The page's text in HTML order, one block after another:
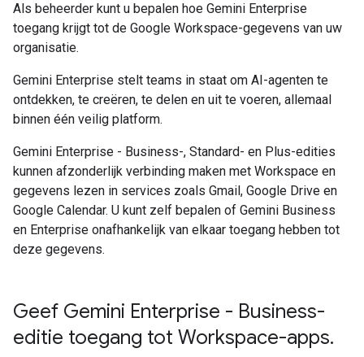
Als beheerder kunt u bepalen hoe Gemini Enterprise
toegang krijgt tot de Google Workspace-gegevens van uw
organisatie.
Gemini Enterprise stelt teams in staat om AI-agenten te
ontdekken, te creëren, te delen en uit te voeren, allemaal
binnen één veilig platform.
Gemini Enterprise - Business-, Standard- en Plus-edities
kunnen afzonderlijk verbinding maken met Workspace en
gegevens lezen in services zoals Gmail, Google Drive en
Google Calendar. U kunt zelf bepalen of Gemini Business
en Enterprise onafhankelijk van elkaar toegang hebben tot
deze gegevens.
Geef Gemini Enterprise - Business-
editie toegang tot Workspace-apps.